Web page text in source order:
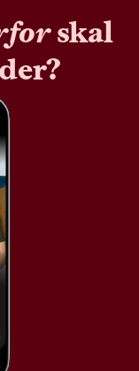
skal